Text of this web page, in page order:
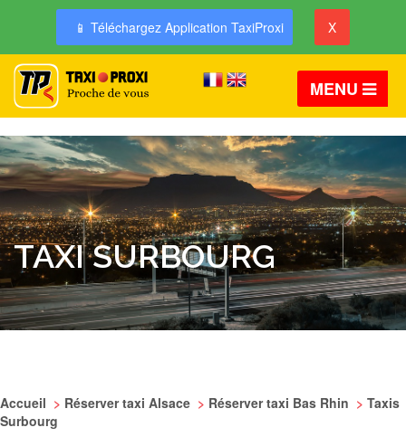
📱 Téléchargez Application TaxiProxi X
MENU
TAXI SURBOURG
Accueil > Réserver taxi Alsace > Réserver taxi Bas Rhin > Taxis
Surbourg